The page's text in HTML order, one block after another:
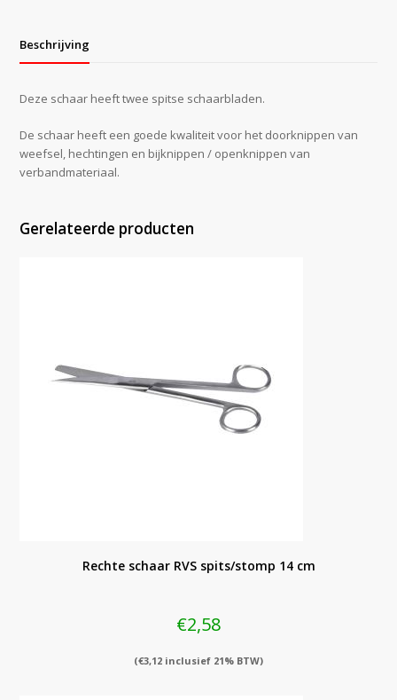
Beschrijving
Deze schaar heeft twee spitse schaarbladen.
De schaar heeft een goede kwaliteit voor het doorknippen van
weefsel, hechtingen en bijknippen / openknippen van
verbandmateriaal.
Gerelateerde producten
Rechte schaar RVS spits/stomp 14 cm
€2,58
(€3,12 inclusief 21% BTW)